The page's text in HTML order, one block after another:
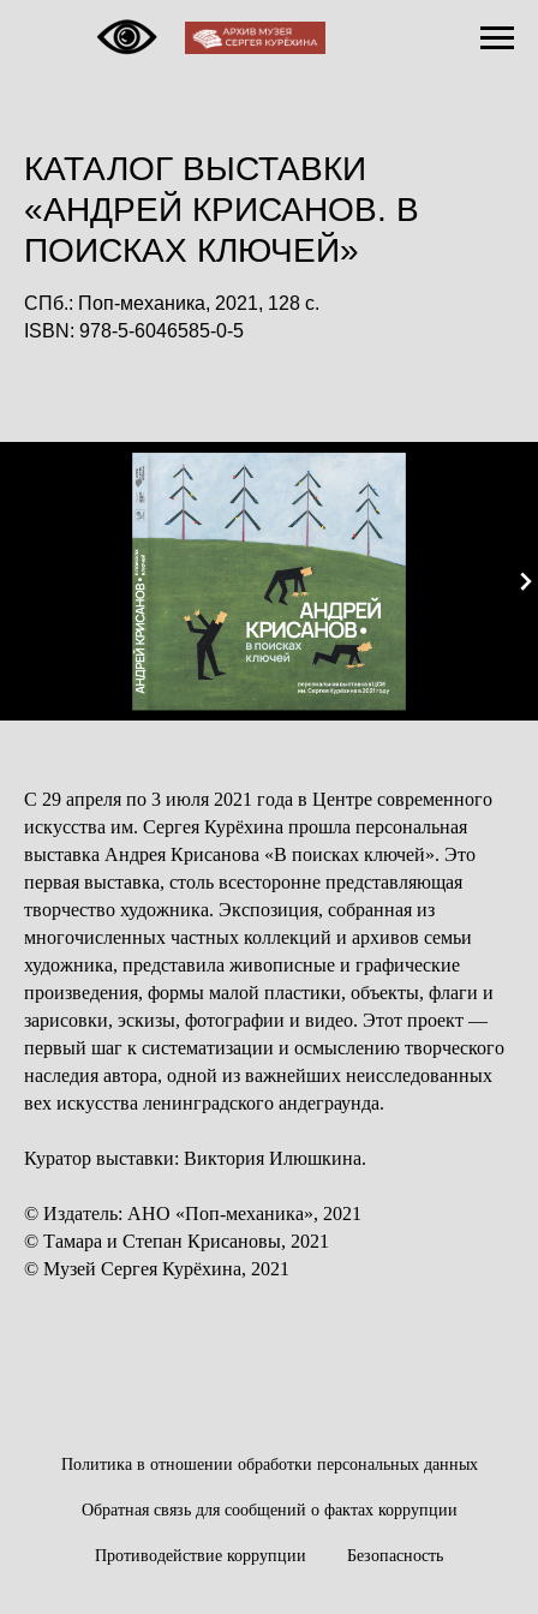
КАТАЛОГ ВЫСТАВКИ
«АНДРЕЙ КРИСАНОВ. В
ПОИСКАХ КЛЮЧЕЙ»
СПб.: Поп-механика, 2021, 128 с.
ISBN: 978-5-6046585-0-5
С 29 апреля по 3 июля 2021 года в Центре современного
искусства им. Сергея Курёхина прошла персональная
выставка Андрея Крисанова «В поисках ключей». Это
первая выставка, столь всесторонне представляющая
творчество художника. Экспозиция, собранная из
многочисленных частных коллекций и архивов семьи
художника, представила живописные и графические
произведения, формы малой пластики, объекты, флаги и
зарисовки, эскизы, фотографии и видео. Этот проект —
первый шаг к систематизации и осмыслению творческого
наследия автора, одной из важнейших неисследованных
вех искусства ленинградского андеграунда.
Куратор выставки: Виктория Илюшкина.
© Издатель: АНО «Поп-механика», 2021
© Тамара и Степан Крисановы, 2021
© Музей Сергея Курёхина, 2021
Политика в отношении обработки персональных данных
Обратная связь для сообщений о фактах коррупции
Противодействие коррупции Безопасность